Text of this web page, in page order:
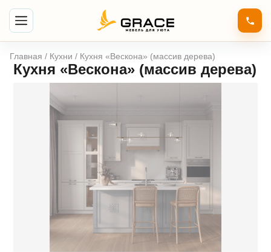
Главная / Кухни / Кухня «Вескона» (массив дерева)
Кухня «Вескона» (массив дерева)